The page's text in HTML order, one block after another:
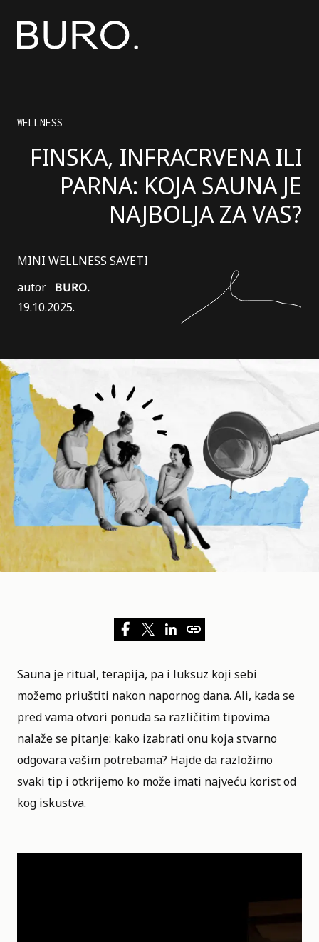
WELLNESS
FINSKA, INFRACRVENA ILI
PARNA: KOJA SAUNA JE
NAJBOLJA ZA VAS?
MINI WELLNESS SAVETI
autor BURO.
19.10.2025.
Sauna je ritual, terapija, pa i luksuz koji sebi
možemo priuštiti nakon napornog dana. Ali, kada se
pred vama otvori ponuda sa različitim tipovima
nalaže se pitanje: kako izabrati onu koja stvarno
odgovara vašim potrebama? Hajde da razložimo
svaki tip i otkrijemo ko može imati najveću korist od
kog iskustva.